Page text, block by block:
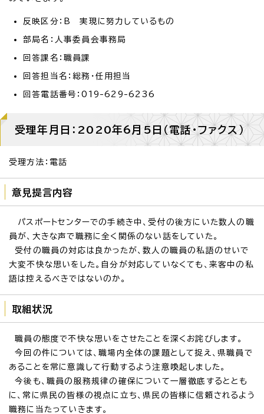
反映区分：B 実現に努力しているもの
部局名：人事委員会事務局
回答課名：職員課
回答担当名：総務・任用担当
回答電話番号：019-629-6236
受理年月日：2020年6月5日（電話・ファクス）
受理方法：電話
意見提言内容
パスポートセンターでの手続き中、受付の後方にいた数人の職
員が、大きな声で職務に全く関係のない話をしていた。
受付の職員の対応は良かったが、数人の職員の私語のせいで
大変不快な思いをした。自分が対応していなくても、来客中の私
語は控えるべきではないのか。
取組状況
職員の態度で不快な思いをさせたことを深くお詫びします。
今回の件については、職場内全体の課題として捉え、県職員で
あることを常に意識して行動するよう注意喚起しました。
今後も、職員の服務規律の確保について一層徹底するととも
に、常に県民の皆様の視点に立ち、県民の皆様に信頼されるよう
職務に当たっていきます。